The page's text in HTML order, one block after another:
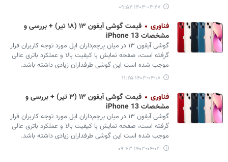
۱۴۰۳-۰۴-۲۷ ۰۹:۵۲
فناوری
قیمت گوشی آیفون ۱۳ (۱۸ تیر) + بررسی و
مشخصات iPhone 13
گوشی آیفون ۱۳ در میان پرچم‌داران اپل مورد توجه کاربران قرار
گرفته است، صفحه نمایش با کیفیت بالا و عملکرد باتری عالی
موجب شده است این گوشی طرفداران زیادی داشته باشد.
۱۴۰۳-۰۴-۱۸ ۱۱:۲۵
فناوری
قیمت گوشی آیفون ۱۳ (۳ تیر) + بررسی و
مشخصات iPhone 13
گوشی آیفون ۱۳ در میان پرچم‌داران اپل مورد توجه کاربران قرار
گرفته است، صفحه نمایش با کیفیت بالا و عملکرد باتری عالی
موجب شده است این گوشی طرفداران زیادی داشته باشد.
۱۴۰۳-۰۴-۰۳ ۰۹:۴۳